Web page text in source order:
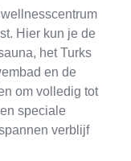
Hier kun je de
het Turks
en de
om volledig tot
speciale
verblijf